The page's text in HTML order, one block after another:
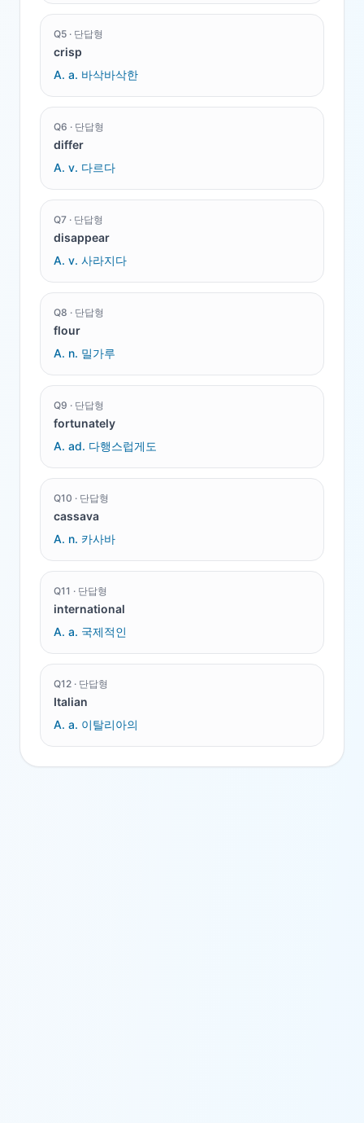
Q5 · 단답형
crisp
A. a. 바삭바삭한
Q6 · 단답형
differ
A. v. 다르다
Q7 · 단답형
disappear
A. v. 사라지다
Q8 · 단답형
flour
A. n. 밀가루
Q9 · 단답형
fortunately
A. ad. 다행스럽게도
Q10 · 단답형
cassava
A. n. 카사바
Q11 · 단답형
international
A. a. 국제적인
Q12 · 단답형
Italian
A. a. 이탈리아의